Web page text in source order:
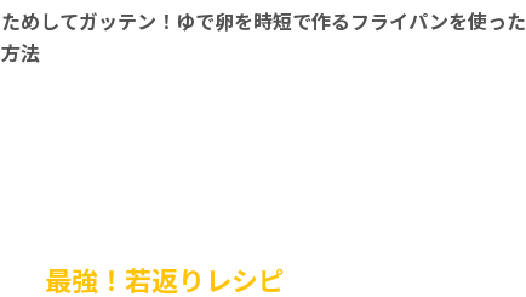
ためしてガッテン！ゆで卵を時短で作るフライパンを使った
方法
最強！若返りレシピ